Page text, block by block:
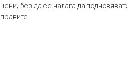
цени, без да се налага да
правите